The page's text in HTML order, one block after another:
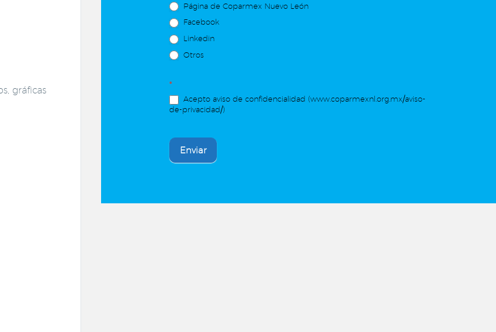
gráficas
Página de Coparmex Nuevo León
Facebook
Linkedin
Otros
*
Acepto aviso de confidencialidad (www.coparmexnl.org.mx/aviso-
de-privacidad/)
Enviar